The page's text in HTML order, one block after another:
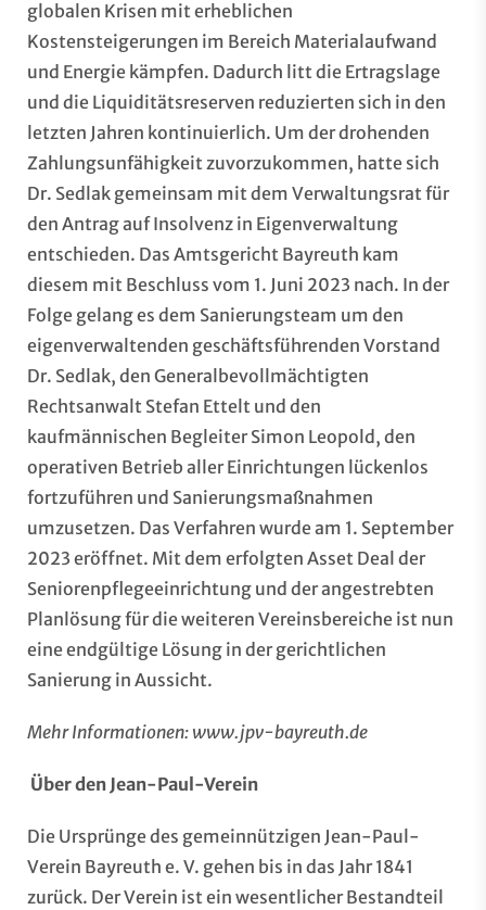
globalen Krisen mit erheblichen
Kostensteigerungen im Bereich Materialaufwand
und Energie kämpfen. Dadurch litt die Ertragslage
und die Liquiditätsreserven reduzierten sich in den
letzten Jahren kontinuierlich. Um der drohenden
Zahlungsunfähigkeit zuvorzukommen, hatte sich
Dr. Sedlak gemeinsam mit dem Verwaltungsrat für
den Antrag auf Insolvenz in Eigenverwaltung
entschieden. Das Amtsgericht Bayreuth kam
diesem mit Beschluss vom 1. Juni 2023 nach. In der
Folge gelang es dem Sanierungsteam um den
eigenverwaltenden geschäftsführenden Vorstand
Dr. Sedlak, den Generalbevollmächtigten
Rechtsanwalt Stefan Ettelt und den
kaufmännischen Begleiter Simon Leopold, den
operativen Betrieb aller Einrichtungen lückenlos
fortzuführen und Sanierungsmaßnahmen
umzusetzen. Das Verfahren wurde am 1. September
2023 eröffnet. Mit dem erfolgten Asset Deal der
Seniorenpflegeeinrichtung und der angestrebten
Planlösung für die weiteren Vereinsbereiche ist nun
eine endgültige Lösung in der gerichtlichen
Sanierung in Aussicht.
Mehr Informationen: www.jpv-bayreuth.de
Über den Jean-Paul-Verein
Die Ursprünge des gemeinnützigen Jean-Paul-
Verein Bayreuth e. V. gehen bis in das Jahr 1841
zurück. Der Verein ist ein wesentlicher Bestandteil